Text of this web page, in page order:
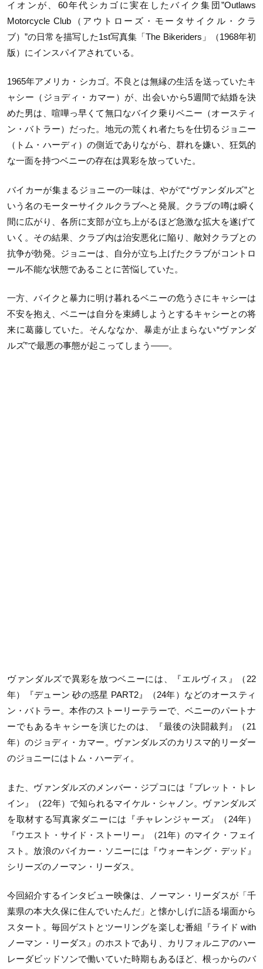
イオンが、60年代シカゴに実在したバイク集団”Outlaws
Motorcycle Club（アウトローズ・モータサイクル・クラ
ブ）”の日常を描写した1st写真集「The Bikeriders」（1968年初
版）にインスパイアされている。
1965年アメリカ・シカゴ。不良とは無縁の生活を送っていたキ
ャシー（ジョディ・カマー）が、出会いから5週間で結婚を決
めた男は、喧嘩っ早くて無口なバイク乗りベニー（オースティ
ン・バトラー）だった。地元の荒くれ者たちを仕切るジョニー
（トム・ハーディ）の側近でありながら、群れを嫌い、狂気的
な一面を持つベニーの存在は異彩を放っていた。
バイカーが集まるジョニーの一味は、やがて“ヴァンダルズ”と
いう名のモーターサイクルクラブへと発展。クラブの噂は瞬く
間に広がり、各所に支部が立ち上がるほど急激な拡大を遂げて
いく。その結果、クラブ内は治安悪化に陥り、敵対クラブとの
抗争が勃発。ジョニーは、自分が立ち上げたクラブがコントロ
ール不能な状態であることに苦悩していた。
一方、バイクと暴力に明け暮れるベニーの危うさにキャシーは
不安を抱え、ベニーは自分を束縛しようとするキャシーとの将
来に葛藤していた。そんななか、暴走が止まらない“ヴァンダ
ルズ”で最悪の事態が起こってしまう——。
ヴァンダルズで異彩を放つベニーには、『エルヴィス』（22
年）『デューン 砂の惑星 PART2』（24年）などのオースティ
ン・バトラー。本作のストーリーテラーで、ベニーのパートナ
ーでもあるキャシーを演じたのは、『最後の決闘裁判』（21
年）のジョディ・カマー。ヴァンダルズのカリスマ的リーダー
のジョニーにはトム・ハーディ。
また、ヴァンダルズのメンバー・ジプコには『ブレット・トレ
イン』（22年）で知られるマイケル・シャノン。ヴァンダルズ
を取材する写真家ダニーには『チャレンジャーズ』（24年）
『ウエスト・サイド・ストーリー』（21年）のマイク・フェイ
スト。放浪のバイカー・ソニーには『ウォーキング・デッド』
シリーズのノーマン・リーダス。
今回紹介するインタビュー映像は、ノーマン・リーダスが「千
葉県の本大久保に住んでいたんだ」と懐かしげに語る場面から
スタート。毎回ゲストとツーリングを楽しむ番組『ライド with
ノーマン・リーダス』のホストであり、カリフォルニアのハー
レーダビッドソンで働いていた時期もあるほど、根っからのバ